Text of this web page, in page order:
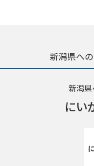
新潟県へ
新潟
にい